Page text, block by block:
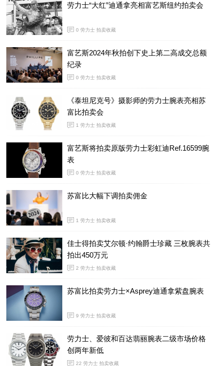
劳力士“大红”迪通拿亮相富艺斯纽约拍卖会
0 劳力士 拍卖收藏
富艺斯2024年秋拍创下史上第二高成交总额
纪录
0 劳力士 拍卖收藏
《泰坦尼克号》摄影师的劳力士腕表亮相苏
富比拍卖会
1 劳力士 拍卖收藏
富艺斯将拍卖原版劳力士彩虹迪Ref.16599腕
表
0 劳力士 拍卖收藏
苏富比大幅下调拍卖佣金
1 劳力士 拍卖收藏
佳士得拍卖艾尔顿·约翰爵士珍藏 三枚腕表共
拍出450万元
2 劳力士 拍卖收藏
苏富比拍卖劳力士×Asprey迪通拿紫盘腕表
9 劳力士 拍卖收藏
劳力士、爱彼和百达翡丽腕表二级市场价格
创两年新低
22 劳力士 拍卖收藏